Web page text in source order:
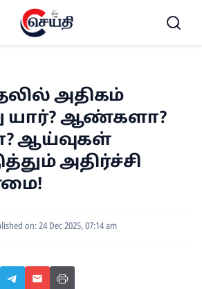
அதிகம்
யார்? ஆண்களா?
ஆய்வுகள்
அதிர்ச்சி
on: 24 Dec 2025, 07:14 am